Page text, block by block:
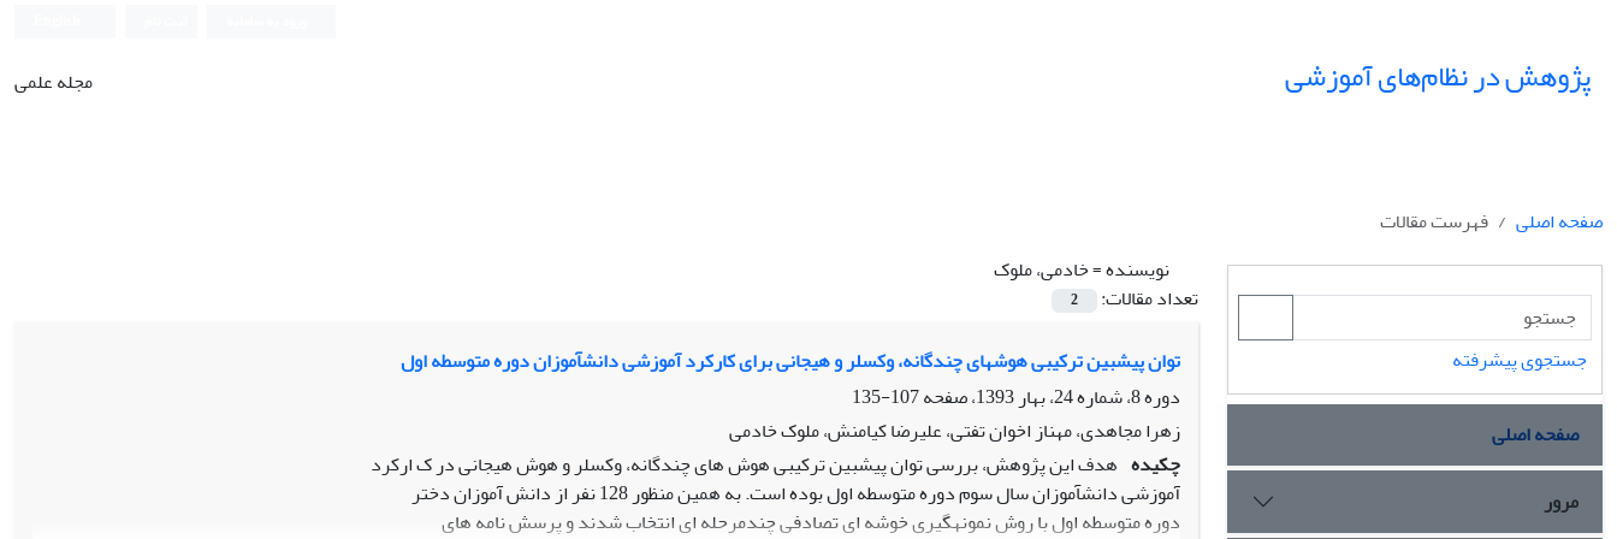
پژوهش در نظام‌های آموزشی مجله علمی
صفحه اصلی
فهرست مقالات
نویسنده =خادمی، ملوک
تعداد مقالات:
2
توان پیشبین ترکیبی هوشهای چندگانه، وکسلر و هیجانی برای کارکرد آموزشی دانشآموزان دوره متوسطه اول
دوره 8، شماره 24، بهار 1393، صفحه
107-135
زهرا مجاهدی، مهناز اخوان تفتی، علیرضا کیامنش، ملوک خادمی
چکیده هدف این پژوهش، بررسی توان پیشبین ترکیبی هوش های چندگانه، وکسلر و هوش هیجانی در ک ارکرد
آموزشی دانشآموزان سال سوم دوره متوسطه اول بوده است. به همین منظور 128 نفر از دانش آموزان دختر
دوره متوسطه اول با روش نمونهگیری خوشه ای تصادفی چندمرحله ای انتخاب شدند و پرسش نامه های
جستجوی پیشرفته
صفحه اصلی
مرور